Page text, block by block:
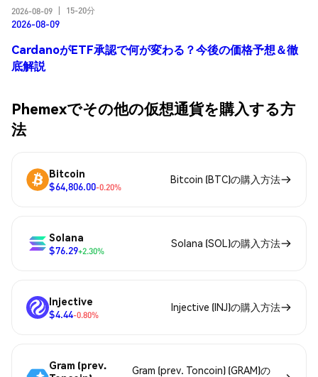
2026-08-09
15-20分
2026-08-09
CardanoがETF承認で何が変わる？今後の価格予想＆徹
底解説
Phemexでその他の仮想通貨を購入する方
法
Bitcoin
$64,806.00-0.20%
Bitcoin (BTC)の購入方法
Solana
$76.29+2.30%
Solana (SOL)の購入方法
Injective
$4.44-0.80%
Injective (INJ)の購入方法
Gram (prev.
Gram (prev. Toncoin) (GRAM)の